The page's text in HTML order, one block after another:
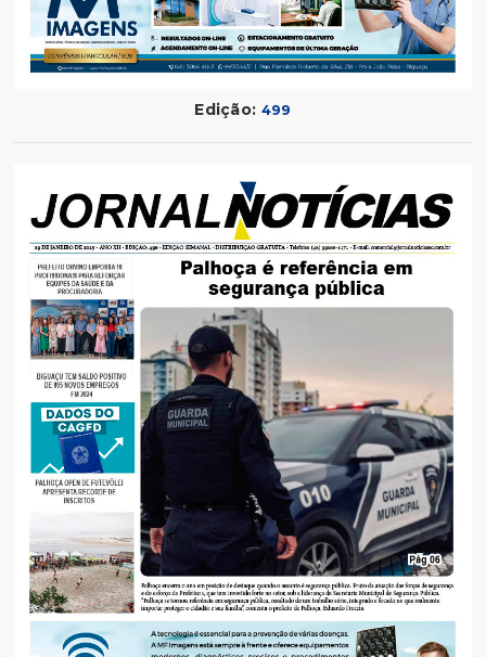
Edição: 499